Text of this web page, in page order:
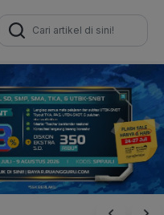
Search
for: